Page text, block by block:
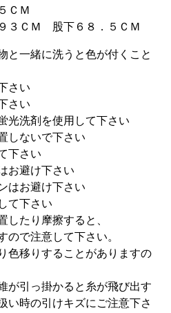
ＣＭ
３ＣＭ 股下６８．５ＣＭ
と一緒に洗うと色が付くこと
さい
さい
光洗剤を使用して下さい
しないで下さい
下さい
お避け下さい
はお避け下さい
て下さい
したり摩擦すると、
ので注意して下さい。
色移りすることがありますの
が引っ掛かると糸が飛び出す
い時の引けキズにご注意下さ